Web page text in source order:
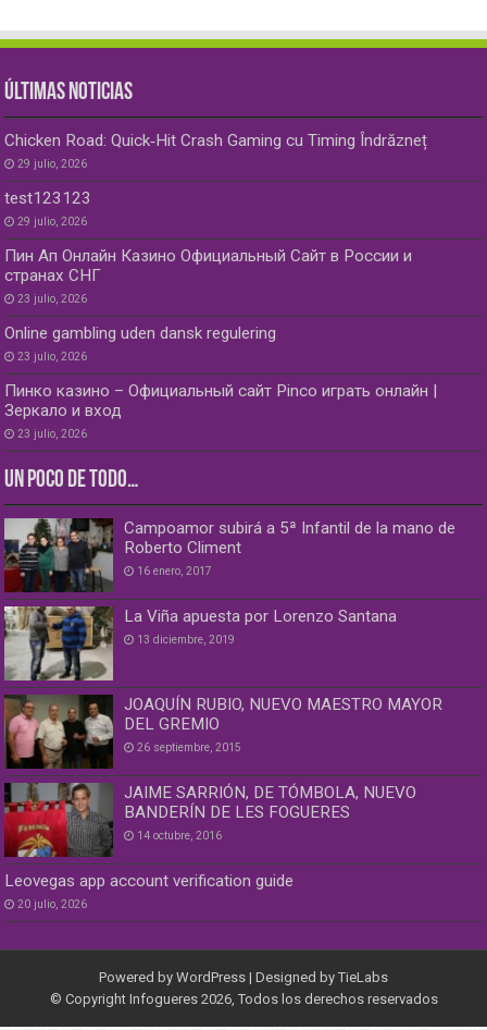
ÚLTIMAS NOTICIAS
Chicken Road: Quick‑Hit Crash Gaming cu Timing Îndrăzneț
29 julio, 2026
test123123
29 julio, 2026
Пин Ап Онлайн Казино Официальный Сайт в России и
странах СНГ
23 julio, 2026
Online gambling uden dansk regulering
23 julio, 2026
Пинко казино – Официальный сайт Pinco играть онлайн |
Зеркало и вход
23 julio, 2026
UN POCO DE TODO…
Campoamor subirá a 5ª Infantil de la mano de
Roberto Climent
16 enero, 2017
La Viña apuesta por Lorenzo Santana
13 diciembre, 2019
JOAQUÍN RUBIO, NUEVO MAESTRO MAYOR
DEL GREMIO
26 septiembre, 2015
JAIME SARRIÓN, DE TÓMBOLA, NUEVO
BANDERÍN DE LES FOGUERES
14 octubre, 2016
Leovegas app account verification guide
20 julio, 2026
Powered by WordPress | Designed by TieLabs
© Copyright Infogueres 2026, Todos los derechos reservados